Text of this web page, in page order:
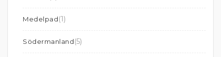
Medelpad(1)
Södermanland(5)